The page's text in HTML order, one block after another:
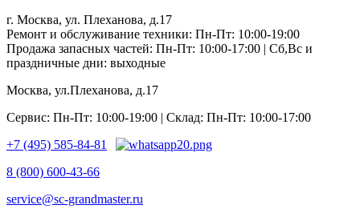
г. Москва, ул. Плеханова, д.17
Ремонт и обслуживание техники: Пн-Пт: 10:00-19:00
Продажа запасных частей: Пн-Пт: 10:00-17:00 | Сб,Вс и
праздничные дни: выходные
Москва, ул.Плеханова, д.17
Сервис: Пн-Пт: 10:00-19:00 | Склад: Пн-Пт: 10:00-17:00
+7 (495) 585-84-81
8 (800) 600-43-66
service@sc-grandmaster.ru